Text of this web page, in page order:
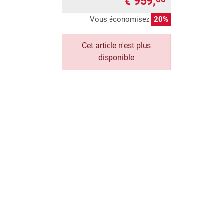
Vous économisez 20%
Cet article n'est plus
disponible